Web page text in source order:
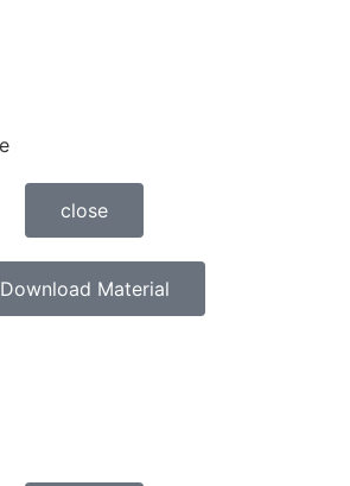
close
Download Material